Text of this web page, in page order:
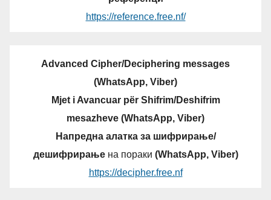
https://reference.free.nf/
Advanced Cipher/Deciphering messages
(WhatsApp, Viber)
Mjet i Avancuar për Shifrim/Deshifrim
mesazheve (WhatsApp, Viber)
Напредна алатка за шифрирање/
дешифрирањена пораки (WhatsApp, Viber)
https://decipher.free.nf